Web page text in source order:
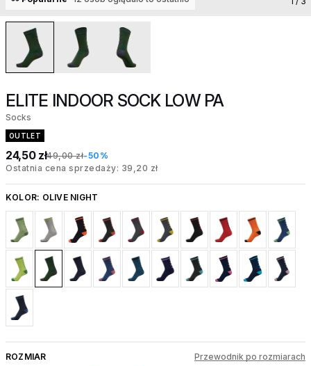
ELITE INDOOR SOCK LOW PA
Socks
OUTLET
24,50 zł49,00 zł-50%
Ostatnia cena sprzedaży: 39,20 zł
KOLOR: OLIVE NIGHT
ROZMIAR Przewodnik po rozmiarach